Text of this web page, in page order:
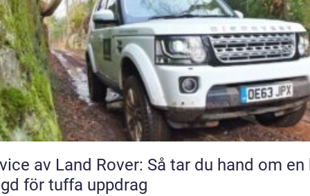
av Land Rover: Så tar du hand om en
för tuffa uppdrag